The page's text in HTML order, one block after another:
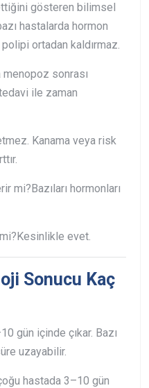
gösteren bilimsel
hastalarda hormon
ortadan kaldırmaz.
sonrası
ile zaman
Kanama veya risk
mi?Bazıları hormonları
Kesinlikle evet.
Sonucu Kaç
gün içinde çıkar. Bazı
uzayabilir.
hastada 3–10 gün